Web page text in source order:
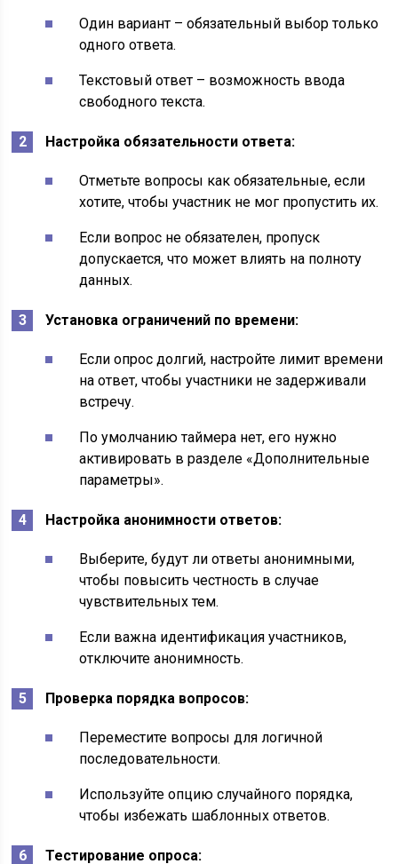
Один вариант – обязательный выбор только
одного ответа.
Текстовый ответ – возможность ввода
свободного текста.
Настройка обязательности ответа:
Отметьте вопросы как обязательные, если
хотите, чтобы участник не мог пропустить их.
Если вопрос не обязателен, пропуск
допускается, что может влиять на полноту
данных.
Установка ограничений по времени:
Если опрос долгий, настройте лимит времени
на ответ, чтобы участники не задерживали
встречу.
По умолчанию таймера нет, его нужно
активировать в разделе «Дополнительные
параметры».
Настройка анонимности ответов:
Выберите, будут ли ответы анонимными,
чтобы повысить честность в случае
чувствительных тем.
Если важна идентификация участников,
отключите анонимность.
Проверка порядка вопросов:
Переместите вопросы для логичной
последовательности.
Используйте опцию случайного порядка,
чтобы избежать шаблонных ответов.
Тестирование опроса: